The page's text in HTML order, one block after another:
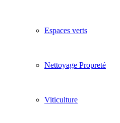
Espaces verts
Nettoyage Propreté
Viticulture